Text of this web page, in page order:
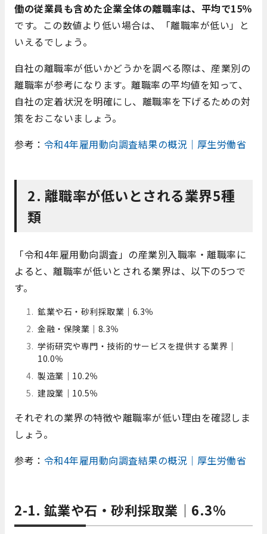
働の従業員も含めた企業全体の離職率は、平均で15％
です。この数値より低い場合は、「離職率が低い」と
いえるでしょう。
自社の離職率が低いかどうかを調べる際は、産業別の
離職率が参考になります。離職率の平均値を知って、
自社の定着状況を明確にし、離職率を下げるための対
策をおこないましょう。
参考： 令和4年雇用動向調査結果の概況｜厚生労働省
2. 離職率が低いとされる業界5種
類
「令和4年雇用動向調査」の産業別入職率・離職率に
よると、離職率が低いとされる業界は、以下の5つで
す。
鉱業や石・砂利採取業｜6.3％
金融・保険業｜8.3％
学術研究や専門・技術的サービスを提供する業界｜
10.0％
製造業｜10.2％
建設業｜10.5％
それぞれの業界の特徴や離職率が低い理由を確認しま
しょう。
参考： 令和4年雇用動向調査結果の概況｜厚生労働省
2-1. 鉱業や石・砂利採取業｜6.3％